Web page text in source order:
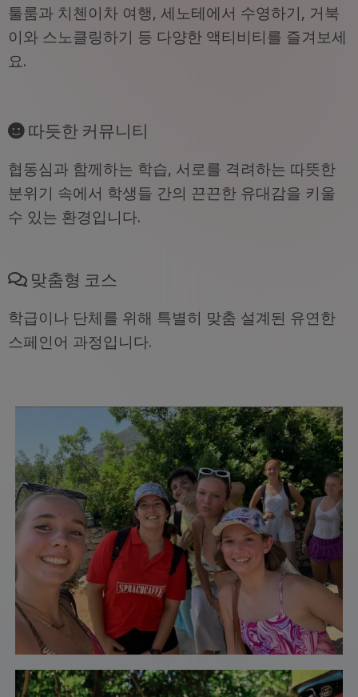
툴룸과 치첸이차 여행, 세노테에서 수영하기, 거북
이와 스노클링하기 등 다양한 액티비티를 즐겨보세
요.
따듯한 커뮤니티
협동심과 함께하는 학습, 서로를 격려하는 따뜻한
분위기 속에서 학생들 간의 끈끈한 유대감을 키울
수 있는 환경입니다.
맞춤형 코스
학급이나 단체를 위해 특별히 맞춤 설계된 유연한
스페인어 과정입니다.